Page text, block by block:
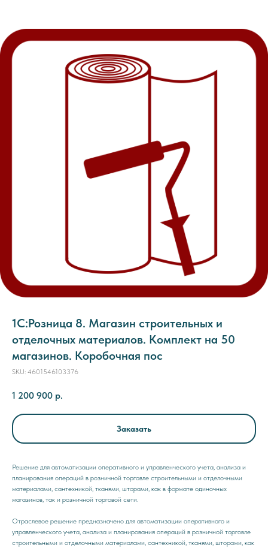
1С:Розница 8. Магазин строительных и
отделочных материалов. Комплект на 50
магазинов. Коробочная пос
SKU: 4601546103376
1 200 900 р.
Заказать
Решение для автоматизации оперативного и управленческого учета, анализа и
планирования операций в розничной торговле строительными и отделочными
материалами, сантехникой, тканями, шторами, как в формате одиночных
магазинов, так и розничной торговой сети.
Отраслевое решение предназначено для автоматизации оперативного и
управленческого учета, анализа и планирования операций в розничной торговле
строительными и отделочными материалами, сантехникой, тканями, шторами, как